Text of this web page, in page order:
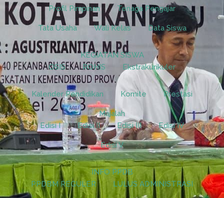
Profil Pimpinan Tenaga Pengajar
Tata Usaha Wali Kelas Data Siswa
KEGIATAN SISWA
OSIS
ROHIS Ekstrakurikuler
Kalender Pendidikan Komite Prestasi
Majalah
Edisi I
Edisi II Edisi III Edisi IV
Edisi V
INFO PPDB
PPDBM REGULER
LULUS ADMINISTRASI